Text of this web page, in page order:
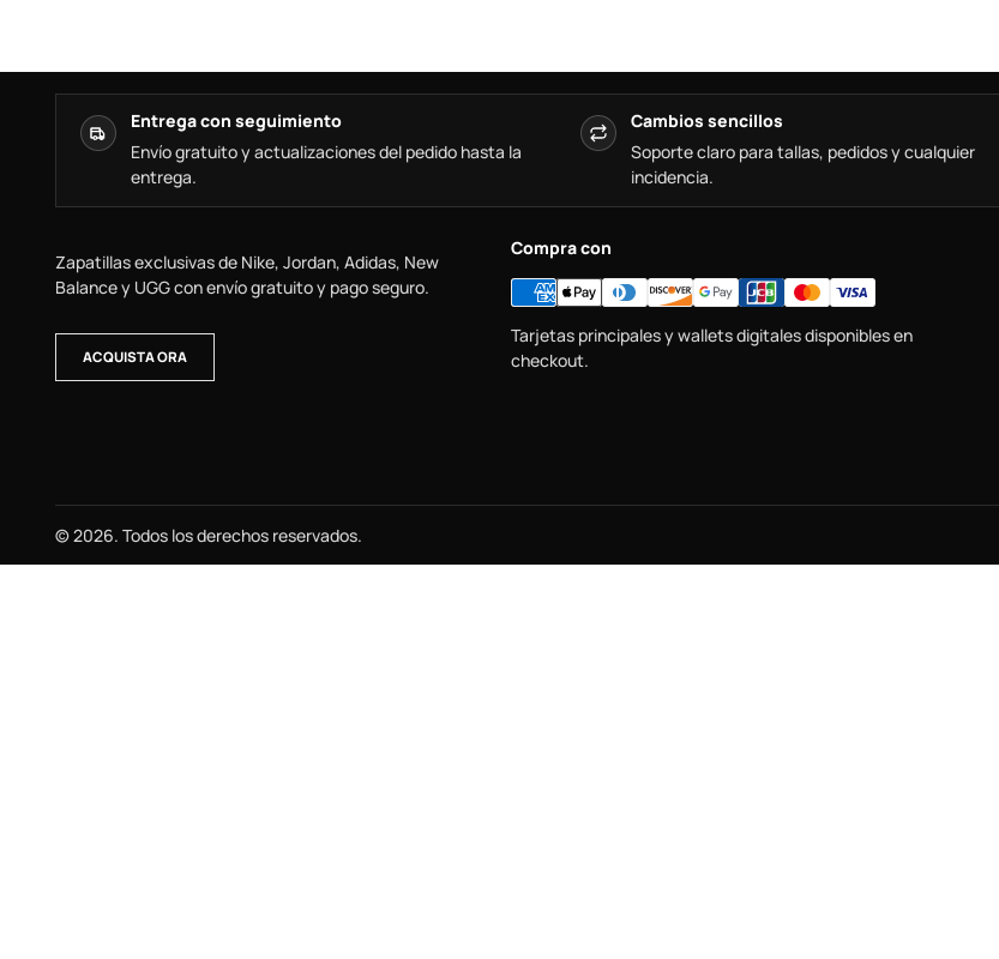
Entrega con seguimiento
Envío gratuito y actualizaciones del pedido hasta la
entrega.
Cambios sencillos
Soporte claro para tallas, pedidos y cualquier
incidencia.
Zapatillas exclusivas de Nike, Jordan, Adidas, New
Balance y UGG con envío gratuito y pago seguro.
ACQUISTA ORA
Compra con
Tarjetas principales y wallets digitales disponibles en
checkout.
© 2026. Todos los derechos reservados.